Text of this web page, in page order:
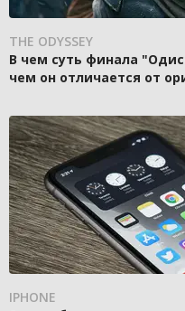
THE ODYSSEY
В чем суть финала
чем он отличается от
IPHONE